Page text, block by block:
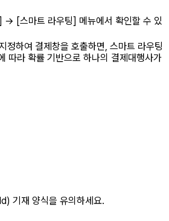
→ [스마트 라우팅] 메뉴에서 확인할 수 있
정하여 결제창을 호출하면, 스마트 라우팅
따라 확률 기반으로 하나의 결제대행사가
재 양식을 유의하세요.